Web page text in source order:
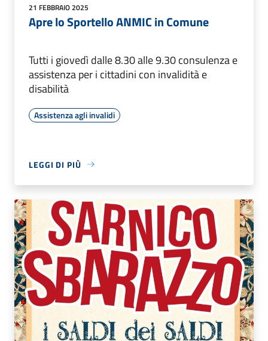
21 FEBBRAIO 2025
Apre lo Sportello ANMIC in Comune
Tutti i giovedì dalle 8.30 alle 9.30 consulenza e
assistenza per i cittadini con invalidità e
disabilità
Assistenza agli invalidi
LEGGI DI PIÙ